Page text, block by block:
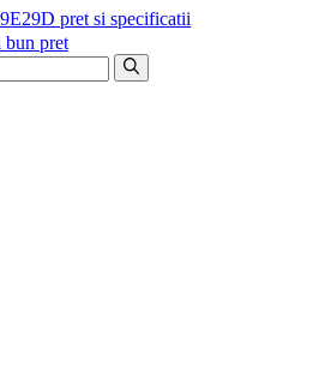
pret si specificatii
bun pret